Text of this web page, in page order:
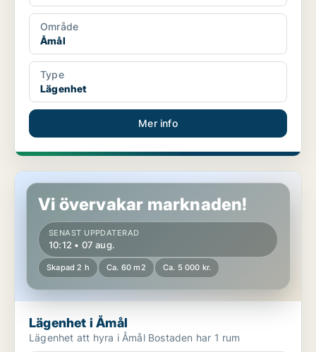
Område
Åmål
Type
Lägenhet
Mer info
Lägenhet i Åmål
Vi övervakar marknaden!
SENAST UPPDATERAD
10:12 • 07 aug.
Skapad 2 h Ca. 60 m2 Ca. 5 000 kr.
Lägenhet i Åmål
Lägenhet att hyra i Åmål Bostaden har 1 rum